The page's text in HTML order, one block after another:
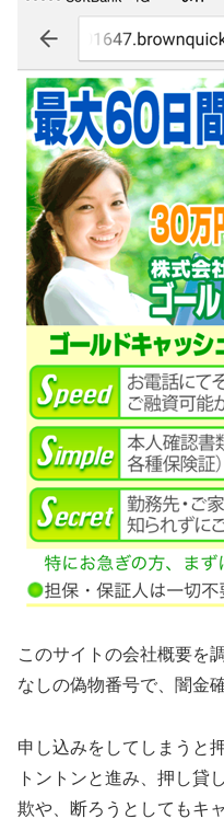
このサイトの会社概要を
なしの偽物番号で、闇金
申し込みをしてしまうと
トントンと進み、押し貸
欺や、断ろうとしてもキ